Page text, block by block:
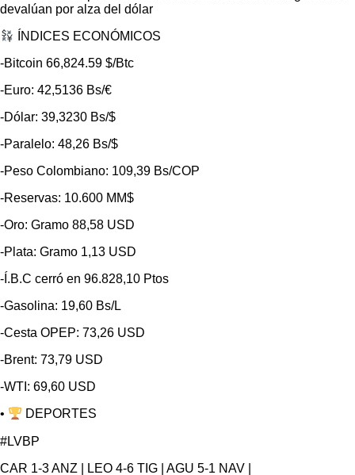
devalúan por alza del dólar
ÍNDICES ECONÓMICOS
-Bitcoin 66,824.59 $/Btc
-Euro: 42,5136 Bs/€
-Dólar: 39,3230 Bs/$
-Paralelo: 48,26 Bs/$
-Peso Colombiano: 109,39 Bs/COP
-Reservas: 10.600 MM$
-Oro: Gramo 88,58 USD
-Plata: Gramo 1,13 USD
-Í.B.C cerró en 96.828,10 Ptos
-Gasolina: 19,60 Bs/L
-Cesta OPEP: 73,26 USD
-Brent: 73,79 USD
-WTI: 69,60 USD
•
DEPORTES
#LVBP
CAR 1-3 ANZ | LEO 4-6 TIG | AGU 5-1 NAV |